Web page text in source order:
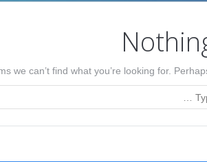
we can’t find what you’re looking for.